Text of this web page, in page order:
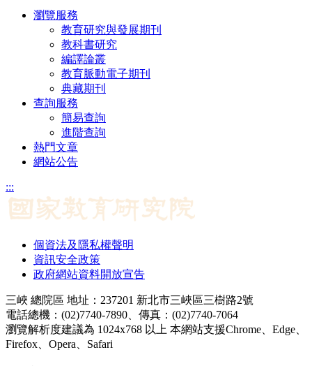
瀏覽服務
教育研究與發展期刊
教科書研究
編譯論叢
教育脈動電子期刊
典藏期刊
查詢服務
簡易查詢
進階查詢
熱門文章
網站公告
:::
個資法及隱私權聲明
資訊安全政策
政府網站資料開放宣告
三峽 總院區 地址：237201 新北市三峽區三樹路2號
電話總機：(02)7740-7890、傳真：(02)7740-7064
瀏覽解析度建議為 1024x768 以上 本網站支援Chrome、Edge、
Firefox、Opera、Safari